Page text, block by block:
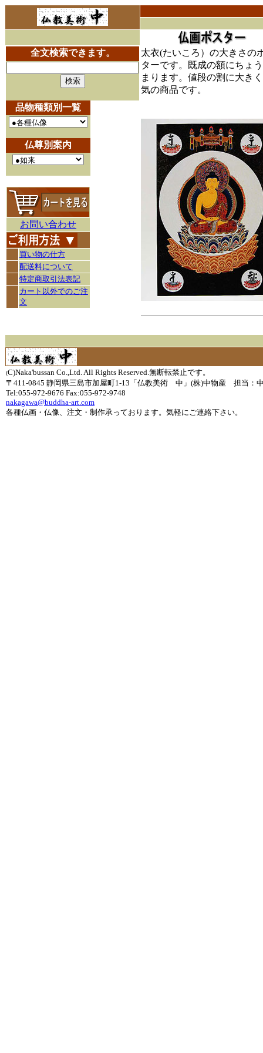
全文検索できます。
品物種類別一覧
仏尊別案内
お問い合わせ
買い物の仕方
配送料について
特定商取引法表記
カート以外でのご注
文
太衣(たいころ）の大きさの
ターです。既成の額にちょ
まります。値段の割に大き
気の商品です。
(C)Naka'bussan Co.,Ltd. All Rights Reserved.無断転禁止です。
〒411-0845 静岡県三島市加屋町1-13「仏教美術 中」(株)中物産 担当：
Tel:055-972-9676 Fax:055-972-9748
nakagawa@buddha-art.com
各種仏画・仏像、注文・制作承っております。気軽にご連絡下さい。